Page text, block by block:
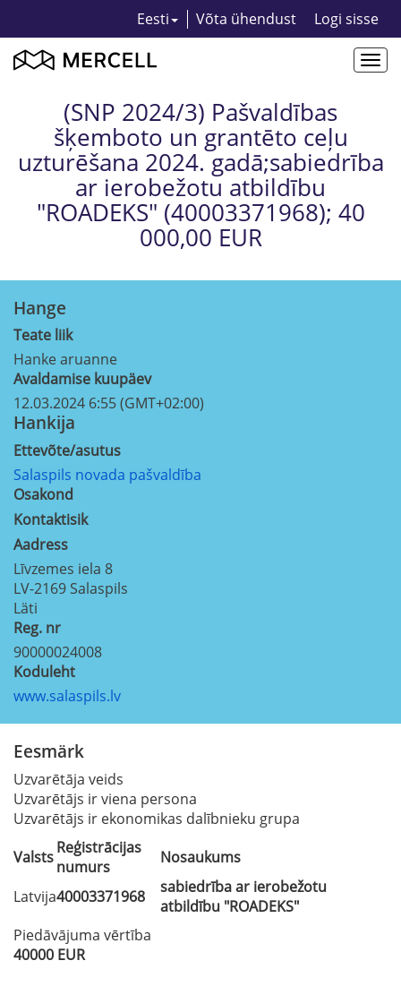
Eesti Võta ühendust Logi sisse
(SNP 2024/3) Pašvaldības
šķemboto un grantēto ceļu
uzturēšana 2024. gadā;sabiedrība
ar ierobežotu atbildību
"ROADEKS" (40003371968); 40
000,00 EUR
Hange
Teate liik
Hanke aruanne
Avaldamise kuupäev
12.03.2024 6:55 (GMT+02:00)
Hankija
Ettevõte/asutus
Salaspils novada pašvaldība
Osakond
Kontaktisik
Aadress
Līvzemes iela 8
LV-2169 Salaspils
Läti
Reg. nr
90000024008
Koduleht
www.salaspils.lv
Eesmärk
Uzvarētāja veids
Uzvarētājs ir viena persona
Uzvarētājs ir ekonomikas dalībnieku grupa
ValstsReģistrācijas
numurs
Nosaukums
Latvija40003371968
sabiedrība ar ierobežotu
atbildību "ROADEKS"
Piedāvājuma vērtība
40000 EUR